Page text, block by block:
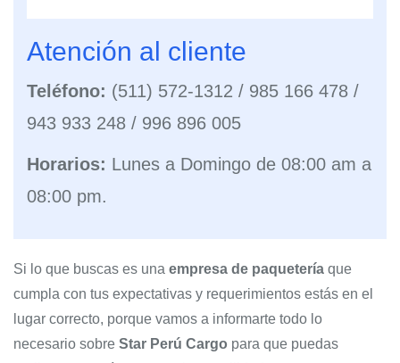
Atención al cliente
Teléfono: (511) 572-1312 / 985 166 478 /
943 933 248 / 996 896 005
Horarios: Lunes a Domingo de 08:00 am a
08:00 pm.
Si lo que buscas es una empresa de paquetería que
cumpla con tus expectativas y requerimientos estás en el
lugar correcto, porque vamos a informarte todo lo
necesario sobre Star Perú Cargo para que puedas